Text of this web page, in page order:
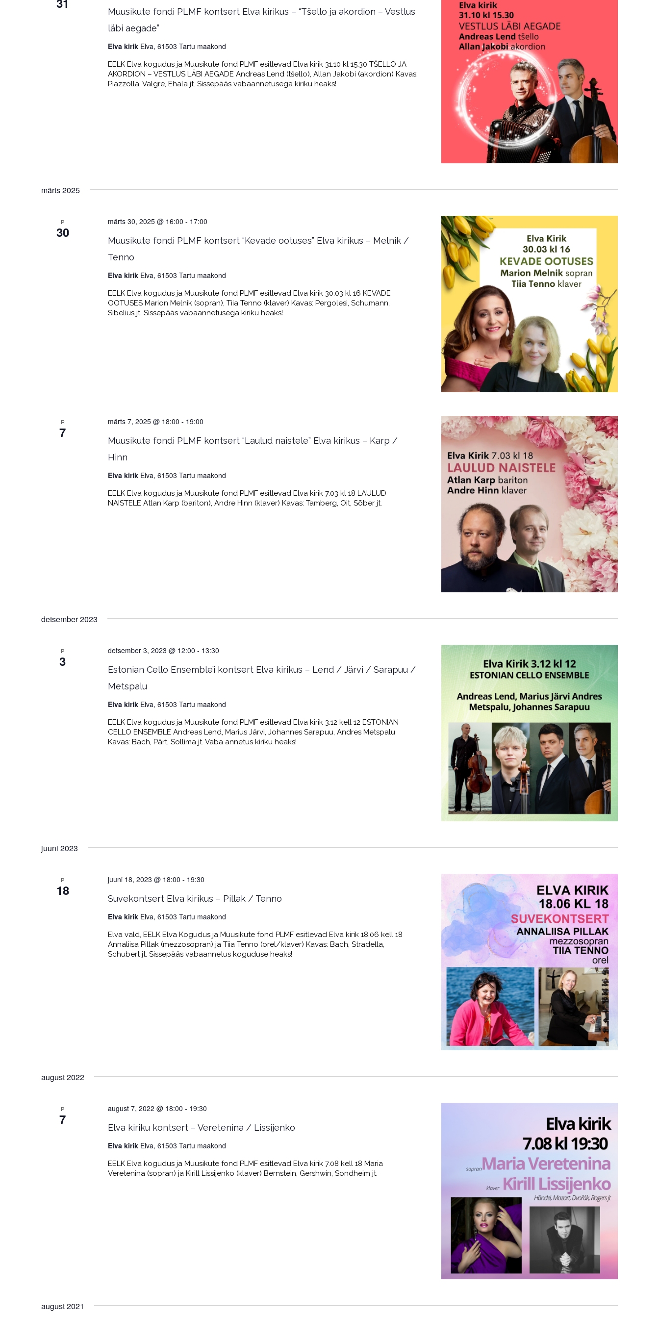
Muusikute fondi PLMF kontsert Elva kirikus – “Tšello ja akordion – Vestlus
läbi aegade”
Elva kirik Elva, 61503 Tartu maakond
EELK Elva kogudus ja Muusikute fond PLMF esitlevad Elva kirik 31.10 kl 15.30 TŠELLO JA
AKORDION – VESTLUS LÄBI AEGADE Andreas Lend (tšello), Allan Jakobi (akordion) Kavas:
Piazzolla, Valgre, Ehala jt. Sissepääs vabaannetusega kiriku heaks!
märts 2025
P
30
Muusikute fondi PLMF kontsert “Kevade ootuses” Elva kirikus – Melnik /
Tenno
märts 30, 2025 @ 16:00 - 17:00
Elva kirik Elva, 61503 Tartu maakond
EELK Elva kogudus ja Muusikute fond PLMF esitlevad Elva kirik 30.03 kl 16 KEVADE
OOTUSES Marion Melnik (sopran), Tiia Tenno (klaver) Kavas: Pergolesi, Schumann,
Sibelius jt. Sissepääs vabaannetusega kiriku heaks!
R
7
Muusikute fondi PLMF kontsert “Laulud naistele” Elva kirikus – Karp /
Hinn
märts 7, 2025 @ 18:00 - 19:00
Elva kirik Elva, 61503 Tartu maakond
EELK Elva kogudus ja Muusikute fond PLMF esitlevad Elva kirik 7.03 kl 18 LAULUD
NAISTELE Atlan Karp (bariton), Andre Hinn (klaver) Kavas: Tamberg, Oit, Sõber jt.
detsember 2023
P
3
Estonian Cello Ensemble’i kontsert Elva kirikus – Lend / Järvi / Sarapuu /
Metspalu
detsember 3, 2023 @ 12:00 - 13:30
Elva kirik Elva, 61503 Tartu maakond
EELK Elva kogudus ja Muusikute fond PLMF esitlevad Elva kirik 3.12 kell 12 ESTONIAN
CELLO ENSEMBLE Andreas Lend, Marius Järvi, Johannes Sarapuu, Andres Metspalu
Kavas: Bach, Pärt, Sollima jt. Vaba annetus kiriku heaks!
juuni 2023
P
18
Suvekontsert Elva kirikus – Pillak / Tenno
juuni 18, 2023 @ 18:00 - 19:30
Elva kirik Elva, 61503 Tartu maakond
Elva vald, EELK Elva Kogudus ja Muusikute fond PLMF esitlevad Elva kirik 18.06 kell 18
Annaliisa Pillak (mezzosopran) ja Tiia Tenno (orel/klaver) Kavas: Bach, Stradella,
Schubert jt. Sissepääs vabaannetus koguduse heaks!
august 2022
P
7
Elva kiriku kontsert – Veretenina / Lissijenko
august 7, 2022 @ 18:00 - 19:30
Elva kirik Elva, 61503 Tartu maakond
EELK Elva kogudus ja Muusikute fond PLMF esitlevad Elva kirik 7.08 kell 18 Maria
Veretenina (sopran) ja Kirill Lissijenko (klaver) Bernstein, Gershwin, Sondheim jt.
august 2021